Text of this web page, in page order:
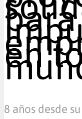
para
en
8 años desde